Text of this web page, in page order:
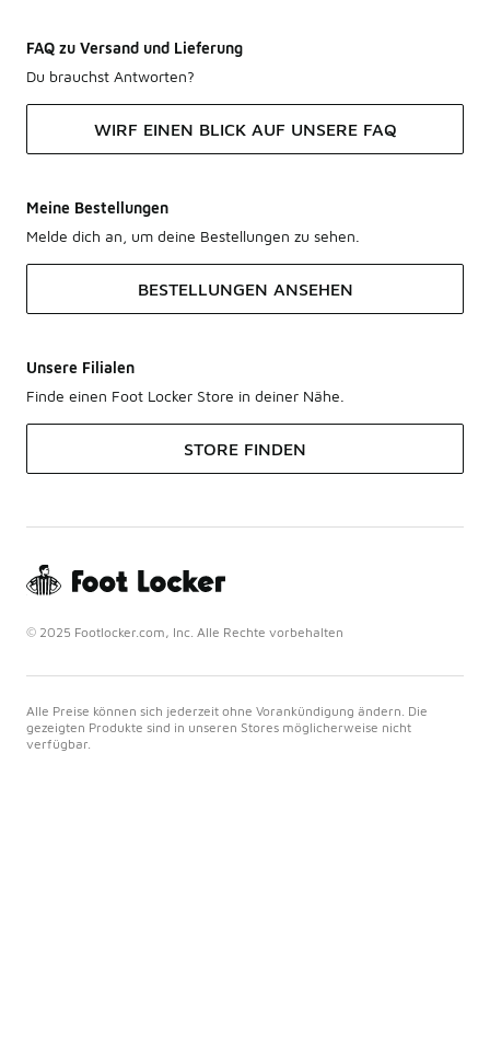
FAQ zu Versand und Lieferung
Du brauchst Antworten?
WIRF EINEN BLICK AUF UNSERE FAQ
Meine Bestellungen
Melde dich an, um deine Bestellungen zu sehen.
BESTELLUNGEN ANSEHEN
Unsere Filialen
Finde einen Foot Locker Store in deiner Nähe.
STORE FINDEN
© 2025 Footlocker.com, Inc. Alle Rechte vorbehalten
Alle Preise können sich jederzeit ohne Vorankündigung ändern. Die
gezeigten Produkte sind in unseren Stores möglicherweise nicht
verfügbar.